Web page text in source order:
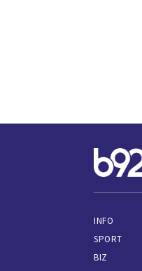
INFO
SPORT
BIZ